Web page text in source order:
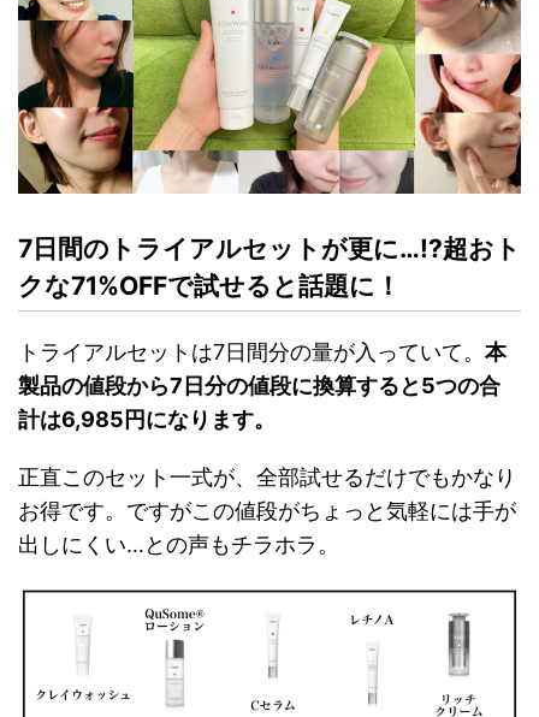
7日間のトライアルセットが更に…!?超おト
クな71%OFFで試せると話題に！
トライアルセットは7日間分の量が入っていて。 本
製品の値段から7日分の値段に換算すると5つの合
計は6,985円になります。
正直このセット一式が、全部試せるだけでもかなり
お得です。ですがこの値段がちょっと気軽には手が
出しにくい…との声もチラホラ。